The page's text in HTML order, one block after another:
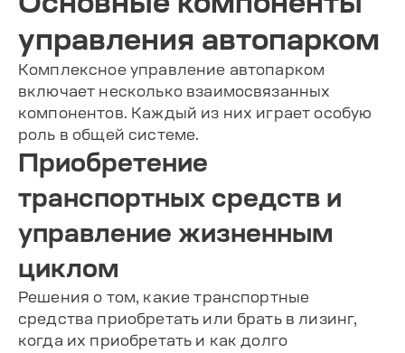
управления автопарком
Комплексное управление автопарком
включает несколько взаимосвязанных
компонентов. Каждый из них играет особую
роль в общей системе.
Приобретение
транспортных средств и
управление жизненным
циклом
Решения о том, какие транспортные
средства приобретать или брать в лизинг,
когда их приобретать и как долго